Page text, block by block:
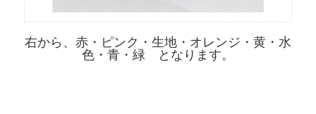
右から、赤・ピンク・生地・オレンジ・黄・水
色・青・緑 となります。